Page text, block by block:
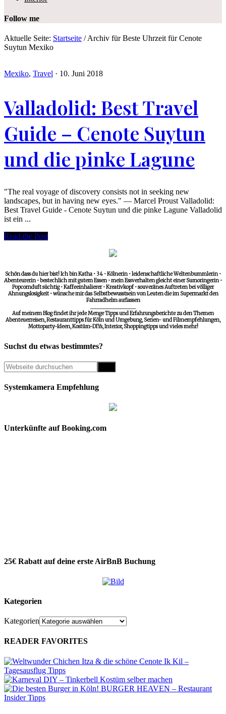
Follow me
Aktuelle Seite: Startseite /Archiv für Beste Uhrzeit für Cenote
Suytun Mexiko
Mexiko, Travel · 10. Juni 2018
Valladolid: Best Travel
Guide – Cenote Suytun
und die pinke Lagune
"The real voyage of discovery consists not in seeking new
landscapes, but in having new eyes." — Marcel Proust Valladolid:
Best Travel Guide - Cenote Suytun und die pinke Lagune Valladolid
ist ein ...
Read the Post
Schön dass du hier bist! Ich bin Katha • 34 • Kölnerin • leidenschaftliche Weltenbummlerin •
Abenteurerin • bestechlich mit gutem Essen • mein Essverhalten gleicht einer Sumoringerin •
Popcornduft süchtig • Kaffeeinhalierer • Kreativkopf • souveränes Auftreten bei völliger
Ahnungslosigkeit • wünsche mir das Selbstbewusstsein von Leuten die im Supermarkt den
Fahrradhelm auflassen
__________________
Auf meinem Blog findet ihr jede Menge Tipps und Erfahrungsberichte zu den Themen
Abenteuerreisen, Restauranttipps für Köln und Umgebung, Serien- und Filmempfehlungen,
Mottoparty-Ideen, Kostüm-DIYs, Interior, Shoppingtipps und vieles mehr!
Suchst du etwas bestimmtes?
Systemkamera Empfehlung
Unterkünfte auf Booking.com
25€ Rabatt auf deine erste AirBnB Buchung
Kategorien
Kategorien
READER FAVORITES